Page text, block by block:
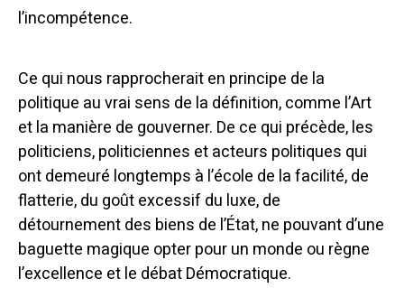
l’incompétence.
Ce qui nous rapprocherait en principe de la
politique au vrai sens de la définition, comme l’Art
et la manière de gouverner. De ce qui précède, les
politiciens, politiciennes et acteurs politiques qui
ont demeuré longtemps à l’école de la facilité, de
flatterie, du goût excessif du luxe, de
détournement des biens de l’État, ne pouvant d’une
baguette magique opter pour un monde ou règne
l’excellence et le débat Démocratique.